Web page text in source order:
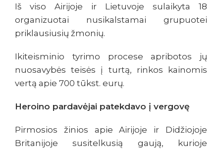
Iš viso Airijoje ir Lietuvoje sulaikyta 18
organizuotai nusikalstamai grupuotei
priklausiusių žmonių.
Ikiteisminio tyrimo procese apribotos jų
nuosavybės teisės į turtą, rinkos kainomis
vertą apie 700 tūkst. eurų.
Heroino pardavėjai patekdavo į vergovę
Pirmosios žinios apie Airijoje ir Didžiojoje
Britanijoje susitelkusią gaują, kurioje